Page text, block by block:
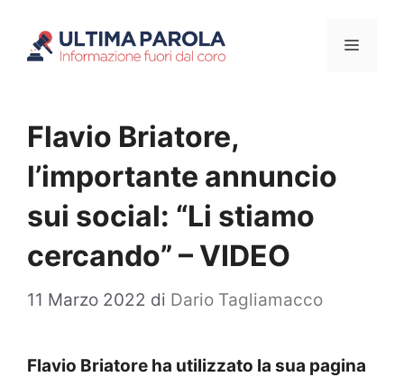
Menu
Flavio Briatore,
l’importante annuncio
sui social: “Li stiamo
cercando” – VIDEO
11 Marzo 2022 di Dario Tagliamacco
Flavio Briatore ha utilizzato la sua pagina